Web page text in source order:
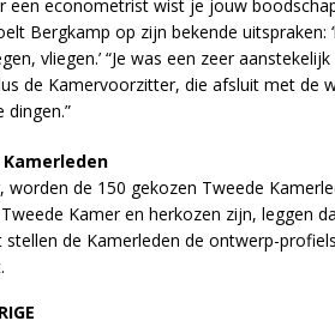
een econometrist wist je jouw
Bergkamp op zijn bekende uitspraken:
vliegen.’ “Je was een zeer
de Kamervoorzitter, die afsluit met de
dingen.”
worden de 150 gekozen Tweede
Kamer en herkozen zijn, leggen
de Kamerleden de ontwerp-